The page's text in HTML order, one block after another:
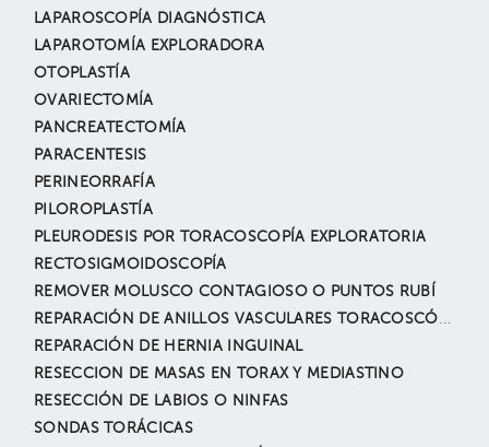
LAPAROSCOPÍA DIAGNÓSTICA
LAPAROTOMÍA EXPLORADORA
OTOPLASTÍA
OVARIECTOMÍA
PANCREATECTOMÍA
PARACENTESIS
PERINEORRAFÍA
PILOROPLASTÍA
PLEURODESIS POR TORACOSCOPÍA EXPLORATORIA
RECTOSIGMOIDOSCOPÍA
REMOVER MOLUSCO CONTAGIOSO O PUNTOS RUBÍ
REPARACIÓN DE ANILLOS VASCULARES TORACOSCÓPICO
REPARACIÓN DE HERNIA INGUINAL
RESECCION DE MASAS EN TORAX Y MEDIASTINO
RESECCIÓN DE LABIOS O NINFAS
SONDAS TORÁCICAS